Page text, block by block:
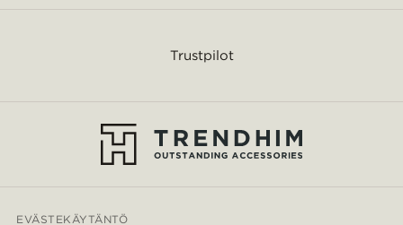
Trustpilot
EVÄSTEKÄYTÄNTÖ